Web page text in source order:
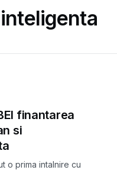
finantarea
si
o prima intalnire cu